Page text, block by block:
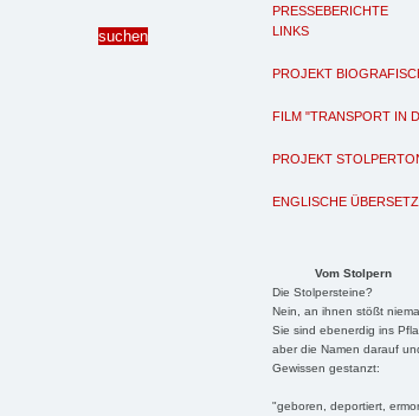
PRESSEBERICHTE
LINKS
PROJEKT
FILM "TRANSPORT IN
PROJEKT
ENGLISCHE
Vom Stolpern
Die Stolpersteine?
Nein, an ihnen stößt
Sie sind ebenerdig ins
aber die Namen darauf
Gewissen gestanzt:
"geboren, deportiert,